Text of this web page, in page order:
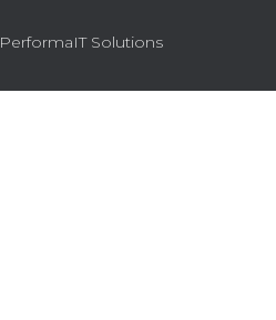
PerformaIT Solutions